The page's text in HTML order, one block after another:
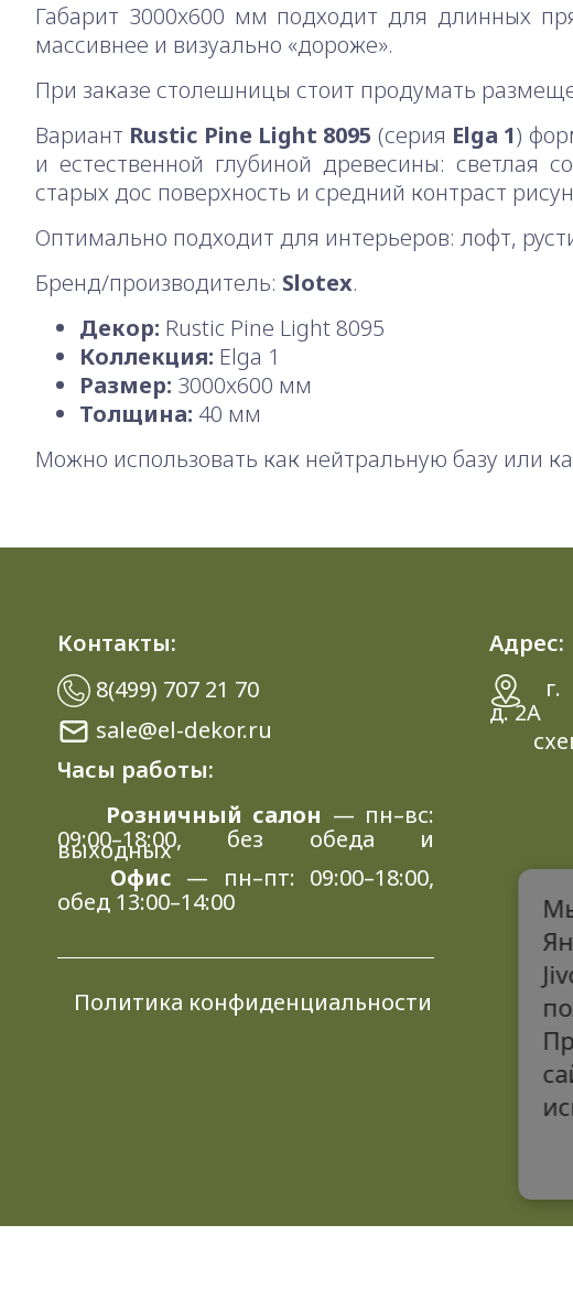
Габарит 3000x600 мм подходит для длинных
массивнее и визуально «дороже».
При заказе столешницы стоит продумать
Вариант Rustic Pine Light 8095 (серия Elga 1)
и естественной глубиной древесины: светлая
старых дос поверхность и средний контраст
Оптимально подходит для интерьеров: лофт,
Бренд/производитель: Slotex.
Декор: Rustic Pine Light 8095
Коллекция: Elga 1
Размер: 3000x600 мм
Толщина: 40 мм
Можно использовать как нейтральную базу или
Контакты:
8(499) 707 21 70
sale@el-dekor.ru
Часы работы:
Розничный салон — пн–вс:
09:00–18:00, без обеда и
выходных
Офис — пн–пт: 09:00–18:00,
обед 13:00–14:00
Политика конфиденциальности
Адрес:
д. 2A